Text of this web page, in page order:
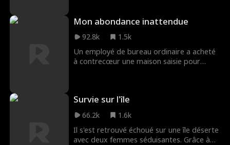
: réussir ses épreuves pour devenir le
nouveau parrain du Syndicat Bourne.
Mon abondance inattendue
92.8k
1.5k
Un employé de bureau ordinaire a acheté
à contrecœur une maison saisie pour
Survie sur l'île
66.2k
1.6k
Il s'est retrouvé échoué sur une île déserte
avec deux femmes séduisantes. Grâce à